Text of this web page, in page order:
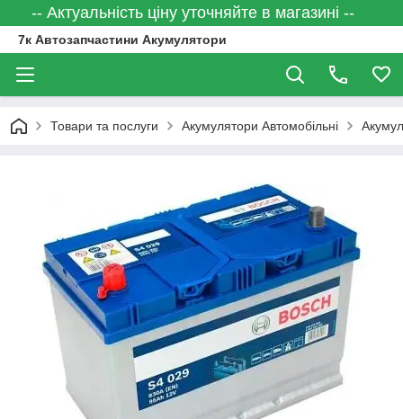
-- Актуальність ціну уточняйте в магазині --
7к Автозапчастини Акумулятори
Товари та послуги Акумулятори Автомобільні